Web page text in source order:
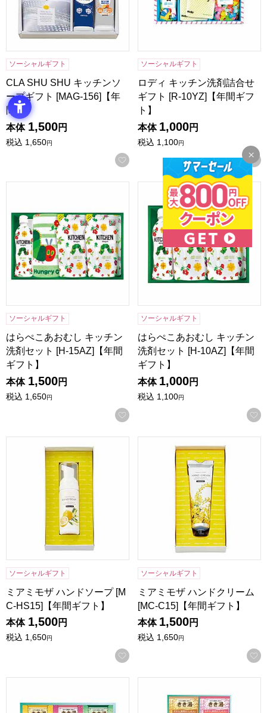
ソーシャルギフト
CLA SHU SHU キッチンソ
ープギフト [MAG-156]【年
間…
本体 1,500円
税込 1,650円
お気に入りに登録する
ソーシャルギフト
ロディ キッチン洗剤詰合せ
ギフト [R-10YZ]【年間ギフ
ト】
本体 1,000円
税込 1,100円
はらぺこあおむし キッチン洗剤セット [H-15AZ]【年間ギフ
ソーシャルギフト
はらぺこあおむし キッチン
洗剤セット [H-15AZ]【年間
ギフト】
本体 1,500円
税込 1,650円
お気に入りに登録する
はらぺこあおむし キッチン
ソーシャルギフト
はらぺこあおむし キッチン
洗剤セット [H-10AZ]【年間
ギフト】
本体 1,000円
税込 1,100円
ソーシャルギフト
ミアミモザ ハンドソープ [M
C-HS15]【年間ギフト】
本体 1,500円
税込 1,650円
お気に入りに登録する
ソーシャルギフト
ミアミモザ ハンドクリーム
[MC-C15]【年間ギフト】
本体 1,500円
税込 1,650円